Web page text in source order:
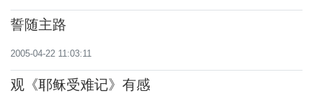
誓随主路
2005-04-22 11:03:11
观《耶稣受难记》有感